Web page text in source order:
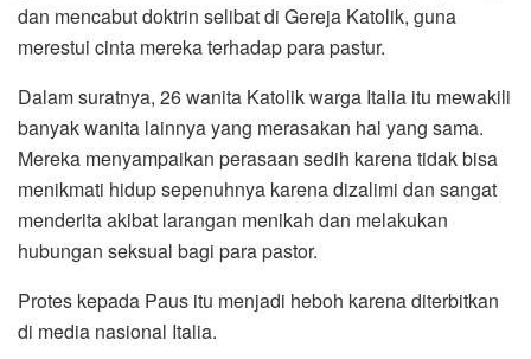
dan mencabut doktrin selibat di Gereja Katolik, guna
merestui cinta mereka terhadap para pastur.
Dalam suratnya, 26 wanita Katolik warga Italia itu mewakili
banyak wanita lainnya yang merasakan hal yang sama.
Mereka menyampaikan perasaan sedih karena tidak bisa
menikmati hidup sepenuhnya karena dizalimi dan sangat
menderita akibat larangan menikah dan melakukan
hubungan seksual bagi para pastor.
Protes kepada Paus itu menjadi heboh karena diterbitkan
di media nasional Italia.